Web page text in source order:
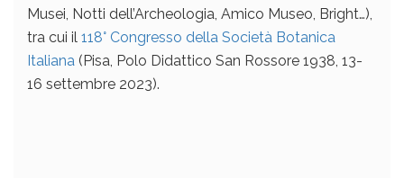
Musei, Notti dell’Archeologia, Amico Museo, Bright…),
tra cui il 118° Congresso della Società Botanica
Italiana (Pisa, Polo Didattico San Rossore 1938, 13-
16 settembre 2023).